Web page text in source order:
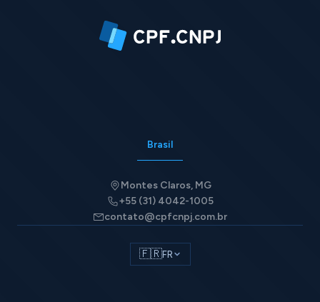
Brasil
Montes Claros, MG
+55 (31) 4042-1005
contato@cpfcnpj.com.br
🇫🇷FR